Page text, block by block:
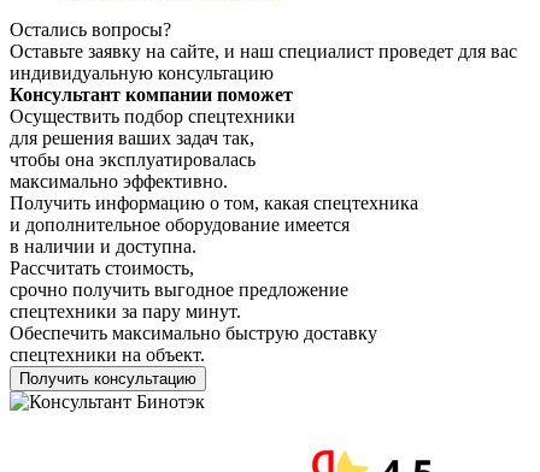
Остались вопросы?
Оставьте заявку на сайте, и наш специалист проведет для вас
индивидуальную консультацию
Консультант компании поможет
Осуществить подбор спецтехники
для решения ваших задач так,
чтобы она эксплуатировалась
максимально эффективно.
Получить информацию о том, какая спецтехника
и дополнительное оборудование имеется
в наличии и доступна.
Рассчитать стоимость,
срочно получить выгодное предложение
спецтехники за пару минут.
Обеспечить максимально быструю доставку
спецтехники на объект.
Получить консультацию